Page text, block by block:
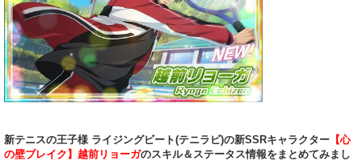
新テニスの王子様 ライジングビート(テニラビ)の新SSRキャラクター 【心
の壁ブレイク】越前リョーガのスキル＆ステータス情報をまとめてみまし